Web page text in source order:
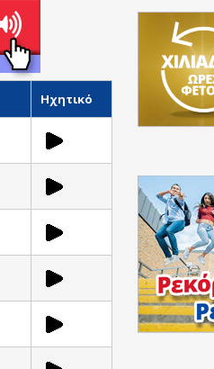
Ηχητικό